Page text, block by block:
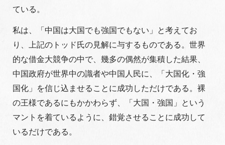
ている。
私は、「中国は大国でも強国でもない」と考えてお
り、上記のトッド氏の見解に与するものである。世界
的な借金大競争の中で、幾多の偶然が集積した結果、
中国政府が世界中の識者や中国人民に、「大国化・強
国化」を信じ込ませることに成功しただけである。裸
の王様であるにもかかわらず、「大国・強国」という
マントを着ているように、錯覚させることに成功して
いるだけである。